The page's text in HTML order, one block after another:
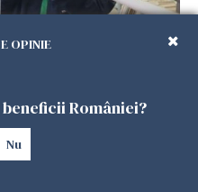
Spaniei
OPINIE
României?
Nu